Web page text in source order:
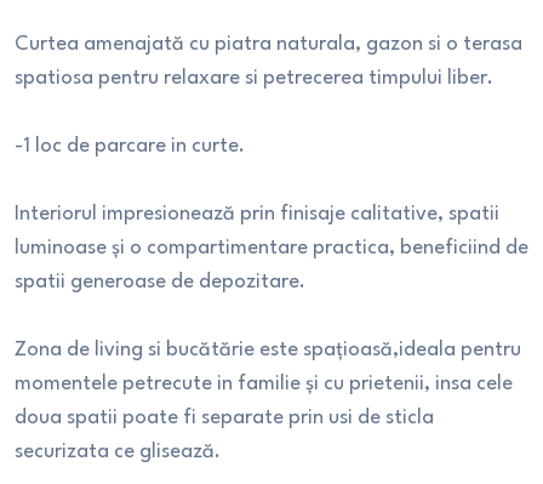
Curtea amenajată cu piatra naturala, gazon si o terasa
spatiosa pentru relaxare si petrecerea timpului liber.
-1 loc de parcare in curte.
Interiorul impresionează prin finisaje calitative, spatii
luminoase și o compartimentare practica, beneficiind de
spatii generoase de depozitare.
Zona de living si bucătărie este spațioasă,ideala pentru
momentele petrecute in familie și cu prietenii, insa cele
doua spatii poate fi separate prin usi de sticla
securizata ce glisează.